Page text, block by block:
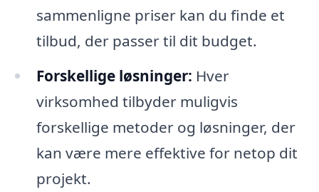
sammenligne priser kan du finde et
tilbud, der passer til dit budget.
Forskellige løsninger: Hver
virksomhed tilbyder muligvis
forskellige metoder og løsninger, der
kan være mere effektive for netop dit
projekt.